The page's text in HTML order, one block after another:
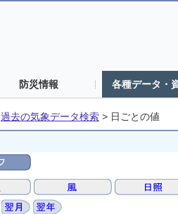
防災情報 各種データ・
過去の気象データ検索 > 日ごとの値